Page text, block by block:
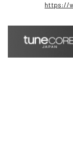
https://